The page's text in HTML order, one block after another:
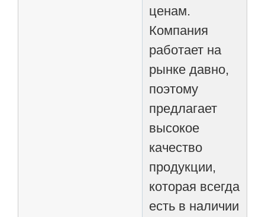
ценам.
Компания
работает на
рынке давно,
поэтому
предлагает
высокое
качество
продукции,
которая всегда
есть в наличии